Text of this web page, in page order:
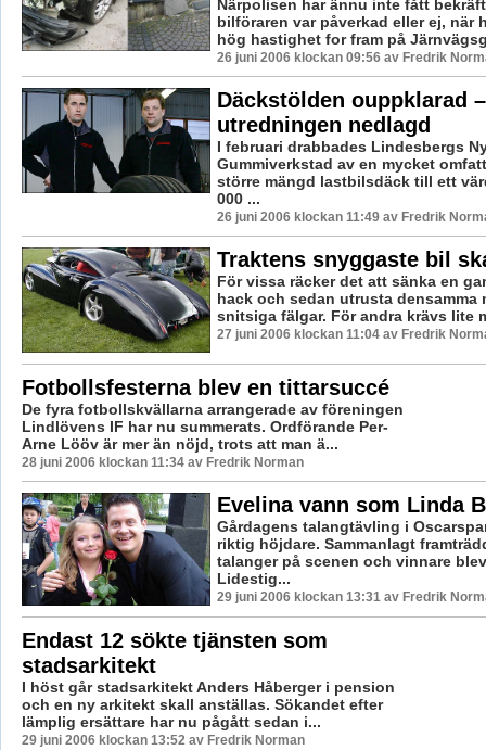
Närpolisen har ännu inte fått
bilföraren var påverkad eller ej, när
hög hastighet for fram på
26 juni 2006 klockan 09:56 av Fredrik
Däckstölden ouppklarad –
utredningen nedlagd
I februari drabbades Lindesbergs
Gummiverkstad av en mycket
större mängd lastbilsdäck till ett
000 ...
26 juni 2006 klockan 11:49 av Fredrik
Traktens snyggaste bil
För vissa räcker det att sänka en
hack och sedan utrusta densamma
snitsiga fälgar. För andra krävs lite
27 juni 2006 klockan 11:04 av Fredrik
Fotbollsfesterna blev en tittarsuccé
De fyra fotbollskvällarna arrangerade av föreningen
Lindlövens IF har nu summerats. Ordförande Per-
Arne Lööv är mer än nöjd, trots att man ä...
28 juni 2006 klockan 11:34 av Fredrik Norman
Evelina vann som Linda
Gårdagens talangtävling i
riktig höjdare. Sammanlagt
talanger på scenen och vinnare
Lidestig...
29 juni 2006 klockan 13:31 av Fredrik
Endast 12 sökte tjänsten som
stadsarkitekt
I höst går stadsarkitekt Anders Håberger i pension
och en ny arkitekt skall anställas. Sökandet efter
lämplig ersättare har nu pågått sedan i...
29 juni 2006 klockan 13:52 av Fredrik Norman